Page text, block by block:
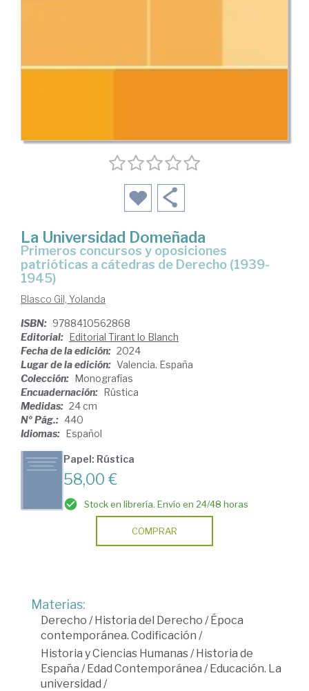
La Universidad Domeñada
Primeros concursos y oposiciones
patrióticas a cátedras de Derecho (1939-
1945)
Blasco Gil, Yolanda
ISBN: 9788410562868
Editorial: Editorial Tirant lo Blanch
Fecha de la edición: 2024
Lugar de la edición: Valencia. España
Colección: Monografías
Encuadernación: Rústica
Medidas: 24 cm
Nº Pág.: 440
Idiomas: Español
Papel: Rústica
58,00 €
Stock en librería. Envío en 24/48 horas
COMPRAR
Materias:
Derecho /Historia del Derecho /Época
contemporánea. Codificación /
Historia y Ciencias Humanas /Historia de
España /Edad Contemporánea /Educación. La
universidad /